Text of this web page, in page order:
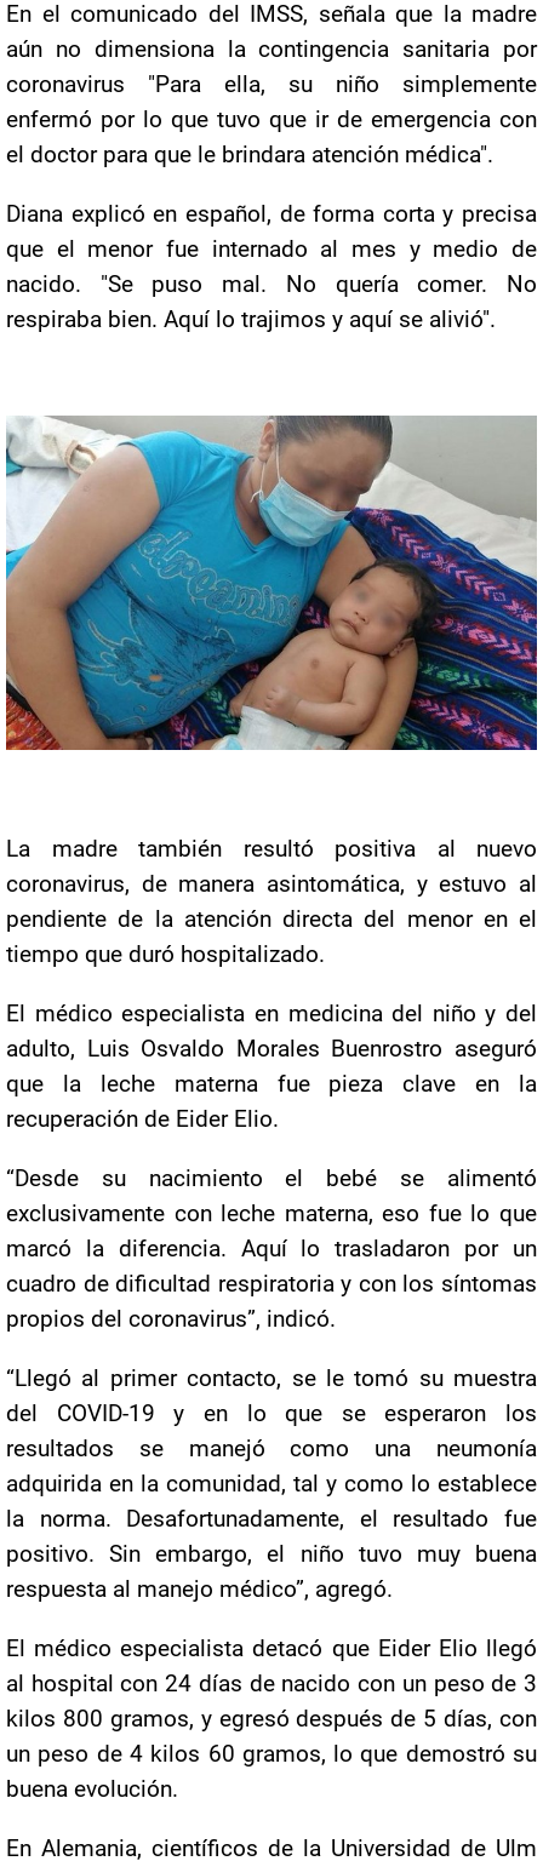
En el comunicado del IMSS, señala que la madre
aún no dimensiona la contingencia sanitaria por
coronavirus "Para ella, su niño simplemente
enfermó por lo que tuvo que ir de emergencia con
el doctor para que le brindara atención médica".
Diana explicó en español, de forma corta y precisa
que el menor fue internado al mes y medio de
nacido. "Se puso mal. No quería comer. No
respiraba bien. Aquí lo trajimos y aquí se alivió".
La madre también resultó positiva al nuevo
coronavirus, de manera asintomática, y estuvo al
pendiente de la atención directa del menor en el
tiempo que duró hospitalizado.
El médico especialista en medicina del niño y del
adulto, Luis Osvaldo Morales Buenrostro aseguró
que la leche materna fue pieza clave en la
recuperación de Eider Elio.
“Desde su nacimiento el bebé se alimentó
exclusivamente con leche materna, eso fue lo que
marcó la diferencia. Aquí lo trasladaron por un
cuadro de dificultad respiratoria y con los síntomas
propios del coronavirus”, indicó.
“Llegó al primer contacto, se le tomó su muestra
del COVID-19 y en lo que se esperaron los
resultados se manejó como una neumonía
adquirida en la comunidad, tal y como lo establece
la norma. Desafortunadamente, el resultado fue
positivo. Sin embargo, el niño tuvo muy buena
respuesta al manejo médico”, agregó.
El médico especialista detacó que Eider Elio llegó
al hospital con 24 días de nacido con un peso de 3
kilos 800 gramos, y egresó después de 5 días, con
un peso de 4 kilos 60 gramos, lo que demostró su
buena evolución.
En Alemania, científicos de la Universidad de Ulm